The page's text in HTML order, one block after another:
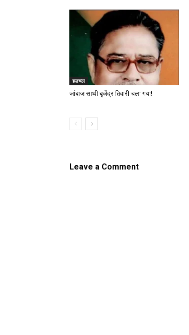
हलचल
जांबाज साथी बृजेंद्र तिवारी चला गया!
Leave a Comment